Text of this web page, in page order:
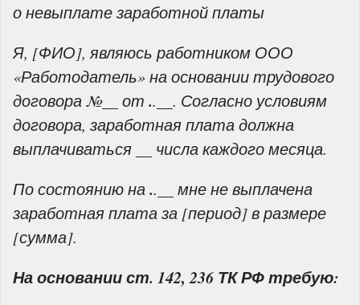
о невыплате заработной платы
Я, [ФИО], являюсь работником ООО
«Работодатель» на основании трудового
договора №__ от ..__. Согласно условиям
договора, заработная плата должна
выплачиваться __ числа каждого месяца.
По состоянию на..__ мне не выплачена
заработная плата за [период] в размере
[сумма].
На основании ст. 142, 236 ТК РФ требую: